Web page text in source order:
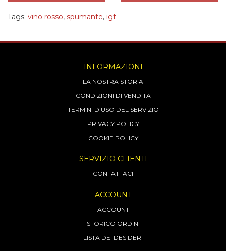
Tags: vino rosso, spumante, igt
INFORMAZIONI
LA NOSTRA STORIA
CONDIZIONI DI VENDITA
TERMINI D'USO DEL SERVIZIO
PRIVACY POLICY
COOKIE POLICY
SERVIZIO CLIENTI
CONTATTACI
ACCOUNT
ACCOUNT
STORICO ORDINI
LISTA DEI DESIDERI